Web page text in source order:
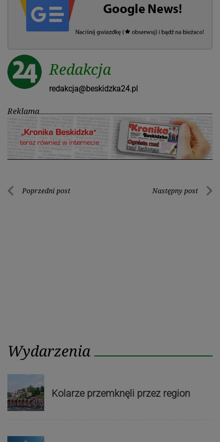
Redakcja
redakcja@beskidzka24.pl
Reklama
Nawigacja
Poprzedni post Następny post
Wydarzenia
Kolarze przemknęli przez region